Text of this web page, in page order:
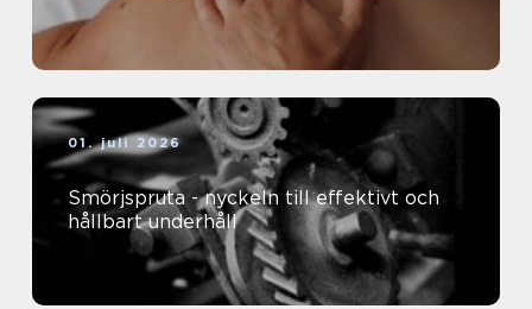
01. juli 2026
Smörjspruta - nyckeln till effektivt och
hållbart underhåll